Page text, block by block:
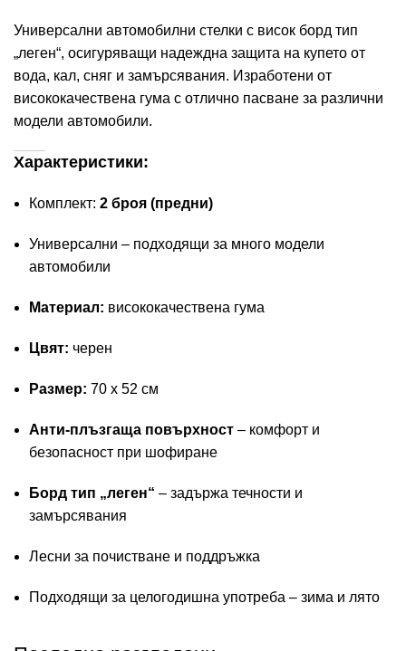
Универсални автомобилни стелки с висок борд тип
„леген“, осигуряващи надеждна защита на купето от
вода, кал, сняг и замърсявания. Изработени от
висококачествена гума с отлично пасване за различни
модели автомобили.
Характеристики:
Комплект: 2 броя (предни)
Универсални – подходящи за много модели
автомобили
Материал: висококачествена гума
Цвят: черен
Размер: 70 x 52 см
Анти-плъзгаща повърхност – комфорт и
безопасност при шофиране
Борд тип „леген“ – задържа течности и
замърсявания
Лесни за почистване и поддръжка
Подходящи за целогодишна употреба – зима и лято